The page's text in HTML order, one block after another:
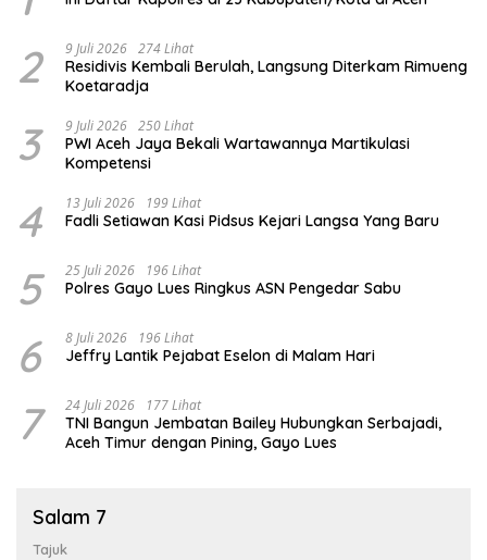
2 9 Juli 2026 274 Lihat
Residivis Kembali Berulah, Langsung Diterkam Rimueng
Koetaradja
3 9 Juli 2026 250 Lihat
PWI Aceh Jaya Bekali Wartawannya Martikulasi
Kompetensi
4 13 Juli 2026 199 Lihat
Fadli Setiawan Kasi Pidsus Kejari Langsa Yang Baru
5 25 Juli 2026 196 Lihat
Polres Gayo Lues Ringkus ASN Pengedar Sabu
6 8 Juli 2026 196 Lihat
Jeffry Lantik Pejabat Eselon di Malam Hari
7 24 Juli 2026 177 Lihat
TNI Bangun Jembatan Bailey Hubungkan Serbajadi,
Aceh Timur dengan Pining, Gayo Lues
Salam 7
Tajuk